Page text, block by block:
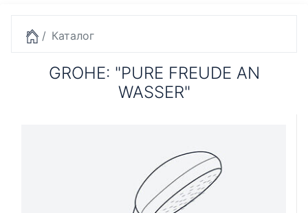
Каталог
GROHE: "PURE FREUDE AN
WASSER"